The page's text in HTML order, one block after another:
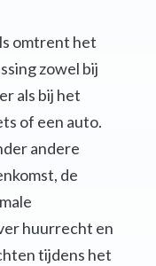
omtrent het
zowel bij
als bij het
of een auto.
andere
de
huurrecht en
tijdens het